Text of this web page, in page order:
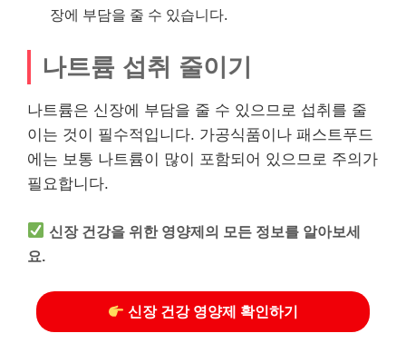
장에 부담을 줄 수 있습니다.
나트륨 섭취 줄이기
나트륨은 신장에 부담을 줄 수 있으므로 섭취를 줄
이는 것이 필수적입니다. 가공식품이나 패스트푸드
에는 보통 나트륨이 많이 포함되어 있으므로 주의가
필요합니다.
신장 건강을 위한 영양제의 모든 정보를 알아보세
요.
신장 건강 영양제 확인하기